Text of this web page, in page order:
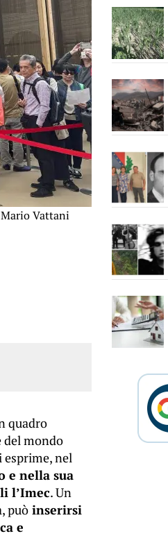
Vattani
quadro
del mondo
nel
e nella sua
l’Imec. Un
può inserirsi
e